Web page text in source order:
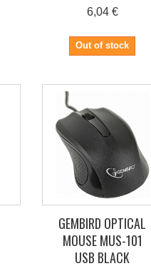
6,04 €
Out of stock
GEMBIRD OPTICAL
MOUSE MUS-101
USB BLACK